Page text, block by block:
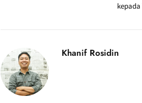
Khanif Rosidin